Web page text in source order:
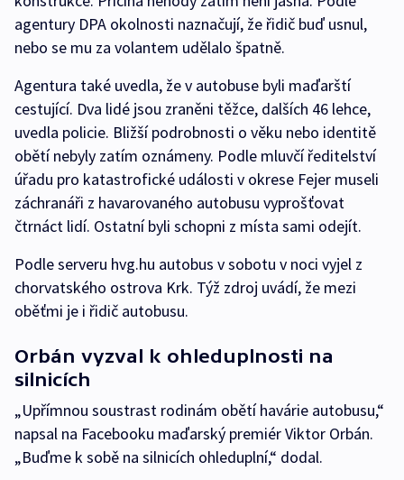
agentury DPA okolnosti naznačují, že řidič buď usnul,
nebo se mu za volantem udělalo špatně.
Agentura také uvedla, že v autobuse byli maďarští
cestující. Dva lidé jsou zraněni těžce, dalších 46 lehce,
uvedla policie. Bližší podrobnosti o věku nebo identitě
obětí nebyly zatím oznámeny. Podle mluvčí ředitelství
úřadu pro katastrofické události v okrese Fejer museli
záchranáři z havarovaného autobusu vyprošťovat
čtrnáct lidí. Ostatní byli schopni z místa sami odejít.
Podle serveru hvg.hu autobus v sobotu v noci vyjel z
chorvatského ostrova Krk. Týž zdroj uvádí, že mezi
oběťmi je i řidič autobusu.
Orbán vyzval k ohleduplnosti na
silnicích
„Upřímnou soustrast rodinám obětí havárie autobusu,“
napsal na Facebooku maďarský premiér Viktor Orbán.
„Buďme k sobě na silnicích ohleduplní,“ dodal.